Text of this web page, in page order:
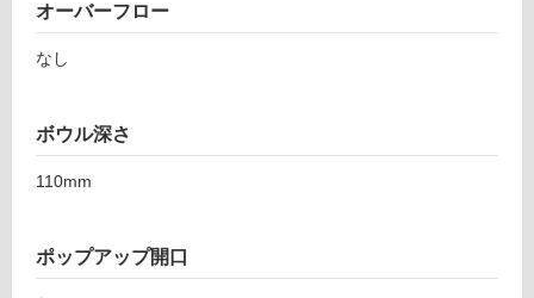
床・
屋
床・
浴
室
駐
車
オーバーフロー
なし
ボウル深さ
110mm
ポップアップ開口